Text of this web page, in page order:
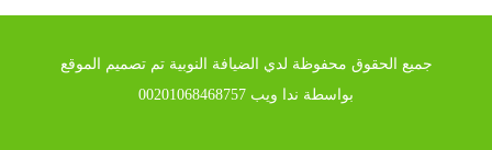
جميع الحقوق محفوظة لدي الضيافة النوبية تم تصميم الموقع
بواسطة ندا ويب 00201068468757